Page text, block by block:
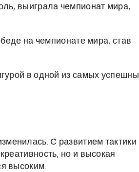
выиграла чемпионат мира,
на чемпионате мира, став
в одной из самых
С развитием тактики
но и высокая
высоким.